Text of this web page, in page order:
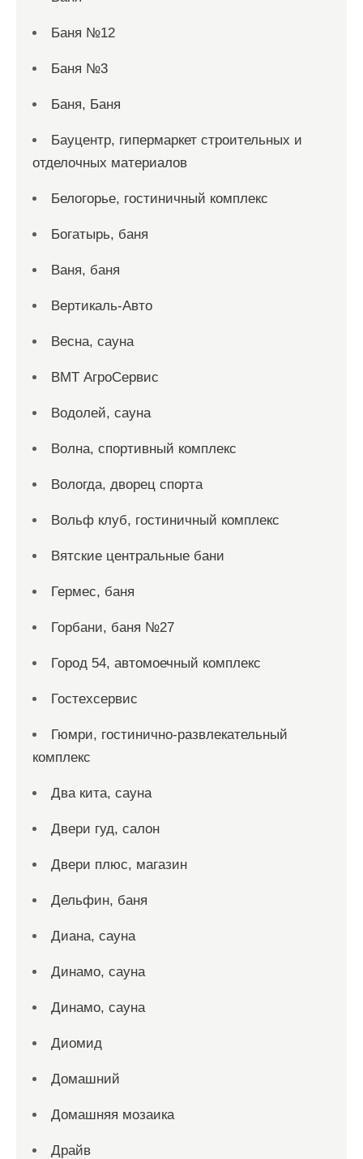
Баня №12
Баня №3
Баня, Баня
Бауцентр, гипермаркет строительных и
отделочных материалов
Белогорье, гостиничный комплекс
Богатырь, баня
Ваня, баня
Вертикаль-Авто
Весна, сауна
ВМТ АгроСервис
Водолей, сауна
Волна, спортивный комплекс
Вологда, дворец спорта
Вольф клуб, гостиничный комплекс
Вятские центральные бани
Гермес, баня
Горбани, баня №27
Город 54, автомоечный комплекс
Гостехсервис
Гюмри, гостинично-развлекательный
комплекс
Два кита, сауна
Двери гуд, салон
Двери плюс, магазин
Дельфин, баня
Диана, сауна
Динамо, сауна
Динамо, сауна
Диомид
Домашний
Домашняя мозаика
Драйв